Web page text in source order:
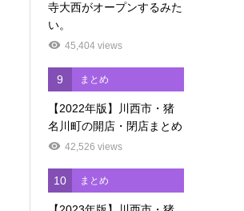
寺大西がオープンするみた
い。
45,404 views
9 まとめ
【2022年版】川西市・猪
名川町の開店・閉店まとめ
42,526 views
10 まとめ